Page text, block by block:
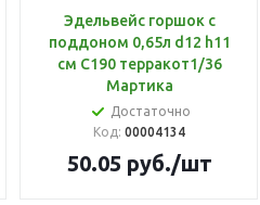
Эдельвейс горшок с
поддоном 0,65л d12 h11
см С190 терракот1/36
Мартика
Достаточно
Код: 00004134
50.05 руб./шт